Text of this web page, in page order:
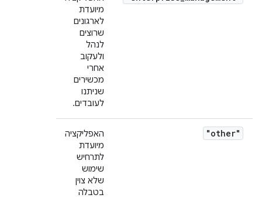
מיועדת
לארגונים
שרוצים
לנהל
ולעקוב
אחרי
מכשירים
שניתנו
לעובדים.
"other"
האפליקציה
מיועדת
לתרחיש
שימוש
שלא צוין
בטבלה